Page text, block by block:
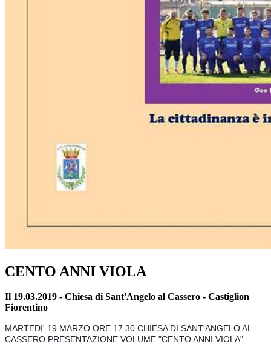
CENTO ANNI VIOLA
Il 19.03.2019 - Chiesa di Sant'Angelo al Cassero - Castiglion
Fiorentino
MARTEDI' 19 MARZO ORE 17.30 CHIESA DI SANT'ANGELO AL
CASSERO PRESENTAZIONE VOLUME "CENTO ANNI VIOLA"